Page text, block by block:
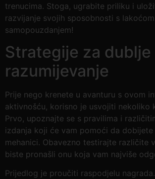
trenucima. Stoga, ugrabite priliku i
razvijanje svojih sposobnosti s
samopouzdanjem!
Strategije za dublje
razumijevanje
Prije nego krenete u avanturu s ovom
aktivnošću, korisno je usvojiti nekoliko
Prvo, upoznajte se s pravilima i
izdanja koji će vam pomoći da
mehanici. Obavezno testirajte različite
biste pronašli onu koja vam najviše
Prijedlog je proučiti raspodjelu